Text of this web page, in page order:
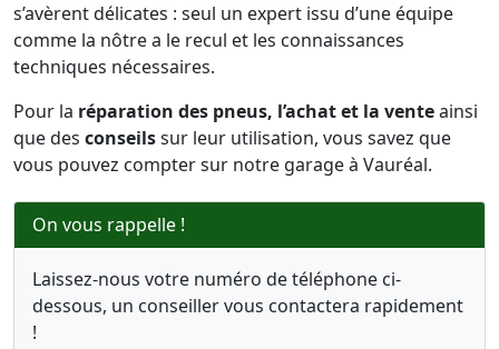
s’avèrent délicates : seul un expert issu d’une équipe
comme la nôtre a le recul et les connaissances
techniques nécessaires.
Pour la réparation des pneus, l’achat et la venteainsi
que des conseilssur leur utilisation, vous savez que
vous pouvez compter sur notre garage à Vauréal.
On vous rappelle !
Laissez-nous votre numéro de téléphone ci-
dessous, un conseiller vous contactera rapidement
!